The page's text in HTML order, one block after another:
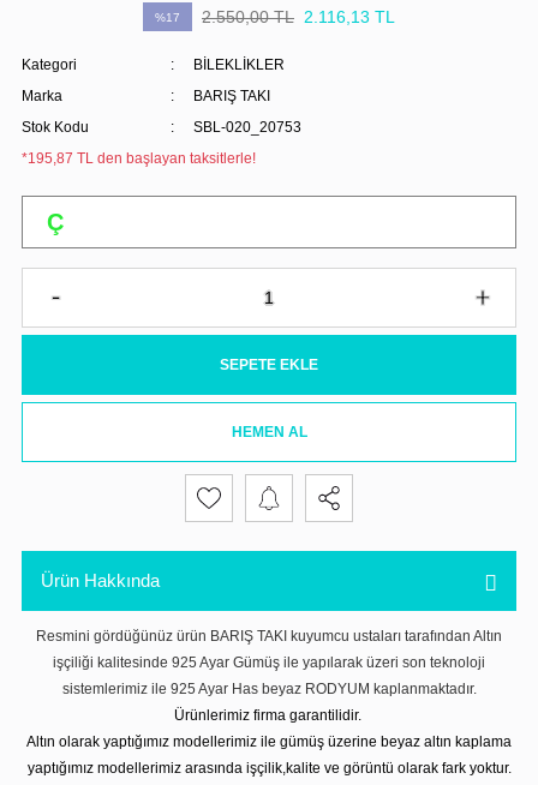
%17 2.550,00 TL 2.116,13 TL
Kategori
BİLEKLİKLER
Marka
BARIŞ TAKI
Stok Kodu
SBL-020_20753
*195,87 TL den başlayan taksitlerle!
SEPETE EKLE
HEMEN AL
Ürün Hakkında
Resmini gördüğünüz ürün BARIŞ TAKI kuyumcu ustaları tarafından Altın
işçiliği kalitesinde 925 Ayar Gümüş ile yapılarak üzeri son teknoloji
sistemlerimiz ile 925 Ayar Has beyaz RODYUM kaplanmaktadır.
Ürünlerimiz firma garantilidir.
Altın olarak yaptığımız modellerimiz ile gümüş üzerine beyaz altın kaplama
yaptığımız modellerimiz arasında işçilik,kalite ve görüntü olarak fark yoktur.